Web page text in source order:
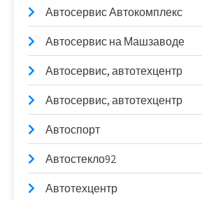
Автосервис Автокомплекс
Автосервис на Машзаводе
Автосервис, автотехцентр
Автосервис, автотехцентр
Автоспорт
Автостекло92
Автотехцентр